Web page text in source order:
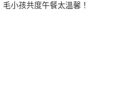
毛小孩共度午餐太溫馨！